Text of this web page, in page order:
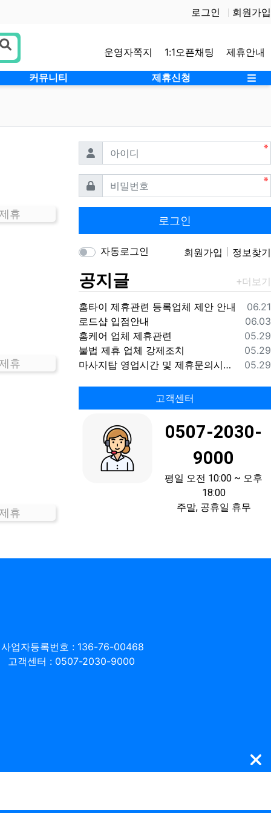
로그인 회원가입
운영자쪽지 1:1오픈채팅 제휴안내
커뮤니티 제휴신청 사
휴
휴
휴
아이디 필수
비밀번호필수
로그인
자동로그인 회원가입 정보찾기
공지글
등록
06.21
홈타이 제휴관련 등록업체 제안 안내
등록
06.03
로드샵 입점안내
등록
05.29
홈케어 업체 제휴관련
등록
05.29
불법 제휴 업체 강제조치
등록
05.29
마사지탑 영업시간 및 제휴문의시간 안내
고객센터
0507-2030-
9000
평일 오전 10:00 ~ 오후
18:00
주말, 공휴일 휴무
사업자등록번호 : 136-76-00468
고객센터 : 0507-2030-9000